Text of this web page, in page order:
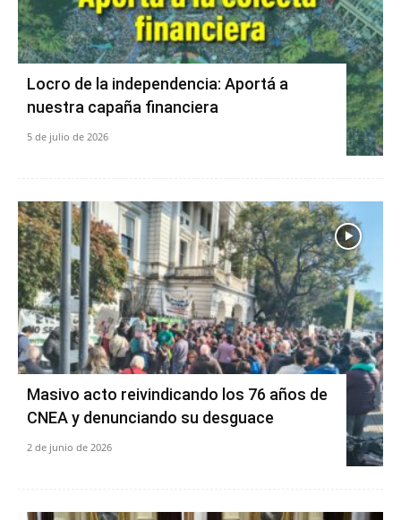
Locro de la independencia: Aportá a
nuestra capaña financiera
5 de julio de 2026
Masivo acto reivindicando los 76 años de
CNEA y denunciando su desguace
2 de junio de 2026